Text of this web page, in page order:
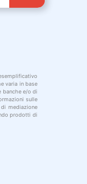
varia in base
banche e/o di
sulle
mediazione
prodotti di